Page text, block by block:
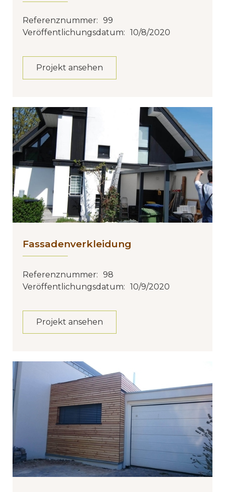
Referenznummer: 99
Veröffentlichungsdatum: 10/8/2020
Projekt ansehen
Fassadenverkleidung
Referenznummer: 98
Veröffentlichungsdatum: 10/9/2020
Projekt ansehen